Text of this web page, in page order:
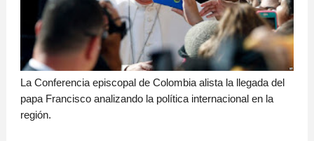
La Conferencia episcopal de Colombia alista la llegada del
papa Francisco analizando la política internacional en la
región.